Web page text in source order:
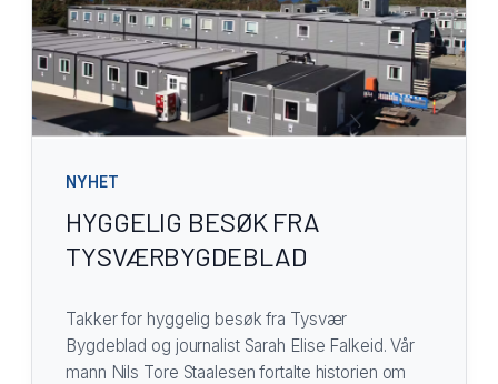
NYHET
HYGGELIG BESØK FRA
TYSVÆRBYGDEBLAD
Takker for hyggelig besøk fra Tysvær
Bygdeblad og journalist Sarah Elise Falkeid. Vår
mann Nils Tore Staalesen fortalte historien om